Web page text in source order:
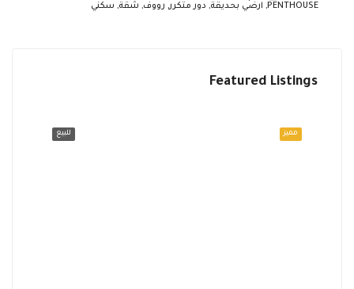
PENTHOUSE, ارضي بحديقة, دور متكرر, رووف, شقة, سكني
Featured Listings
للبيع مميز